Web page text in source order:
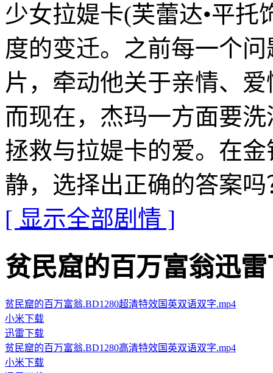
少女拉媞卡(芙蕾达•平
度的变迁。之前每一个
片，牵动他关于亲情、
而现在，杰玛一方面要
拯救与拉媞卡的爱。在
静，选择出正确的答案吗
[ 显示全部剧情 ]
贫民窟的百万富翁迅雷
贫民窟的百万富翁.BD1280超清特效国英双语双字.mp4
小米下载
迅雷下载
贫民窟的百万富翁.BD1280高清特效国英双语双字.mp4
小米下载